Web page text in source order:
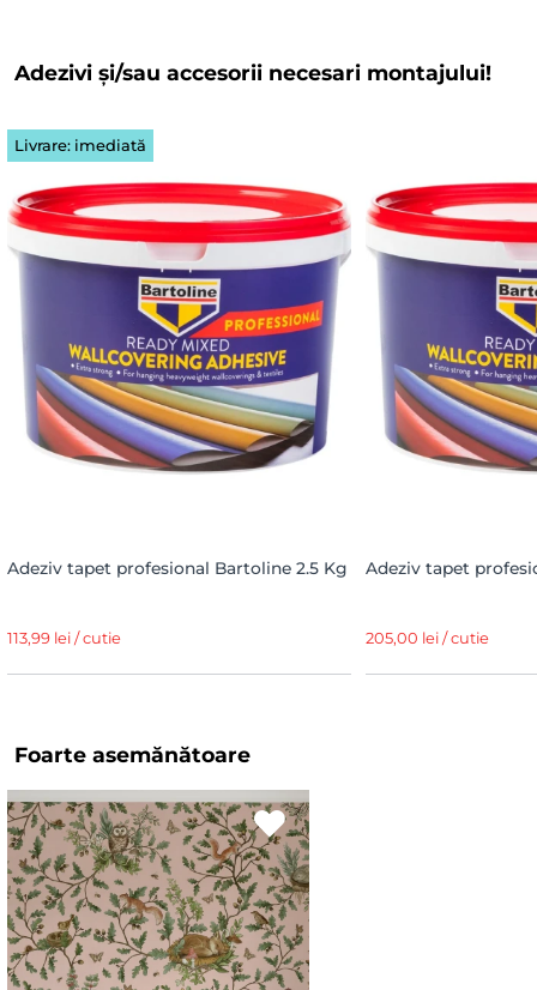
Adezivi și/sau accesorii necesari montajului!
Livrare: imediată
Adeziv tapet profesional Bartoline 2.5 Kg
113,99 lei / cutie
Adeziv tapet
205,00 lei / cutie
Foarte asemănătoare